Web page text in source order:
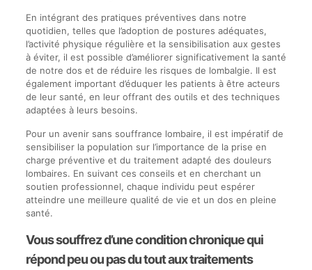
En intégrant des pratiques préventives dans notre
quotidien, telles que l’adoption de postures adéquates,
l’activité physique régulière et la sensibilisation aux gestes
à éviter, il est possible d’améliorer significativement la santé
de notre dos et de réduire les risques de lombalgie. Il est
également important d’éduquer les patients à être acteurs
de leur santé, en leur offrant des outils et des techniques
adaptées à leurs besoins.
Pour un avenir sans souffrance lombaire, il est impératif de
sensibiliser la population sur l’importance de la prise en
charge préventive et du traitement adapté des douleurs
lombaires. En suivant ces conseils et en cherchant un
soutien professionnel, chaque individu peut espérer
atteindre une meilleure qualité de vie et un dos en pleine
santé.
Vous souffrez d’une condition chronique qui
répond peu ou pas du tout aux traitements